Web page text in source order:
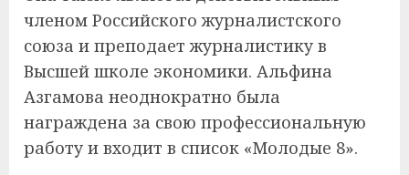
членом Российского журналистского
союза и преподает журналистику в
Высшей школе экономики. Альфина
Азгамова неоднократно была
награждена за свою профессиональную
работу и входит в список «Молодые 8».